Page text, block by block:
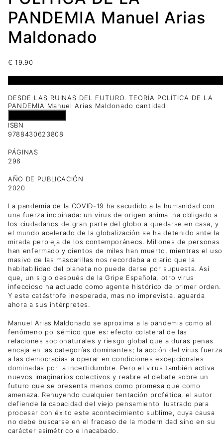
PANDEMIA Manuel Arias
Maldonado
€ 19.90
DESDE LAS RUINAS DEL FUTURO. TEORÍA POLÍTICA DE LA
PANDEMIA Manuel Arias Maldonado cantidad
ISBN
9788430623808
PÁGINAS
296
AÑO DE PUBLICACIÓN
2020
La pandemia de la COVID-19 ha sacudido a la humanidad con
una fuerza inopinada: un virus de origen animal ha obligado a
los ciudadanos de gran parte del globo a quedarse en casa, y
el mundo acelerado de la globalización se ha detenido ante la
mirada perpleja de los contemporáneos. Millones de personas
han enfermado y cientos de miles han muerto, mientras el uso
masivo de las mascarillas nos recordaba a diario que la
habitabilidad del planeta no puede darse por supuesta. Así
que, un siglo después de la Gripe Española, otro virus
infeccioso ha actuado como agente histórico de primer orden.
Y esta catástrofe inesperada, mas no imprevista, aguarda
ahora a sus intérpretes.
Manuel Arias Maldonado se aproxima a la pandemia como al
fenómeno polisémico que es: efecto colateral de las
relaciones socionaturales y riesgo global que a duras penas
encaja en las categorías dominantes; la acción del virus fuerza
a las democracias a operar en condiciones excepcionales
dominadas por la incertidumbre. Pero el virus también activa
nuevos imaginarios colectivos y reabre el debate sobre un
futuro que se presenta menos como promesa que como
amenaza. Rehuyendo cualquier tentación profética, el autor
defiende la capacidad del viejo pensamiento ilustrado para
procesar con éxito este acontecimiento sublime, cuya causa
no debe buscarse en el fracaso de la modernidad sino en su
carácter asimétrico e inacabado.